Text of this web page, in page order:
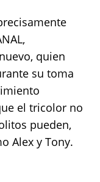
quien
su toma
el tricolor no
pueden,
Alex y Tony.